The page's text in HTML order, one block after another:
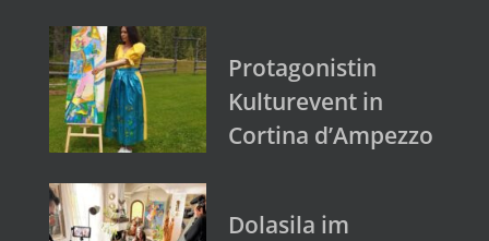
Protagonistin
Kulturevent in
Cortina d’Ampezzo
Dolasila im